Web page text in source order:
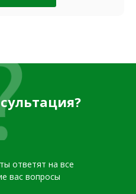
ответят на все
вас вопросы